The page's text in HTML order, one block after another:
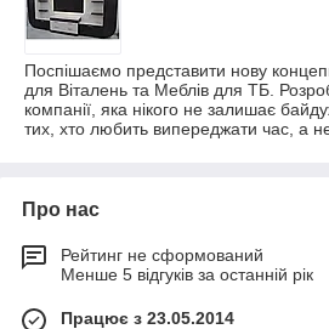
Поспішаємо представити нову
для Віталень та Меблів для ТБ.
компанії, яка нікого не залишає
тих, хто любить випереджати час, а
Про нас
Рейтинг не сформований
Менше 5 відгуків за останній рік
Працює з 23.05.2014